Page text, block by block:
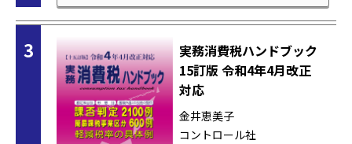
3
実務消費税ハンドブック
15訂版 令和4年4月改正
対応
金井恵美子
コントロール社